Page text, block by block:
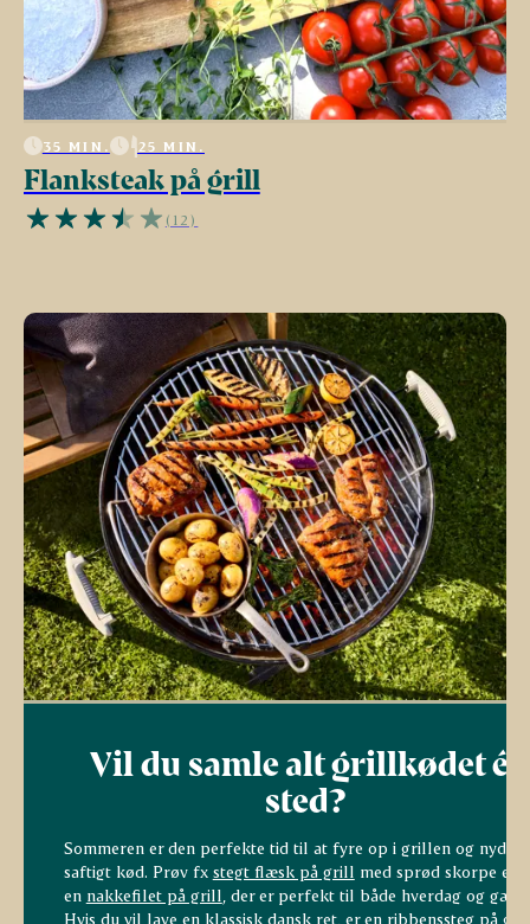
35 MIN. 25 MIN.
Flanksteak på grill
(12)
Vil du samle alt grillkødet ét
sted?
Sommeren er den perfekte tid til at fyre op i grillen og nyde
saftigt kød. Prøv fx stegt flæsk på grill med sprød skorpe
en nakkefilet på grill , der er perfekt til både hverdag og
Hvis du vil lave en klassisk dansk ret, er en ribbenssteg på